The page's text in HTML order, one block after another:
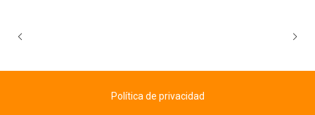
Política de privacidad